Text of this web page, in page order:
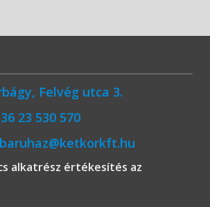
Felvég utca 3.
23 530 570
alkatrész értékesítés az